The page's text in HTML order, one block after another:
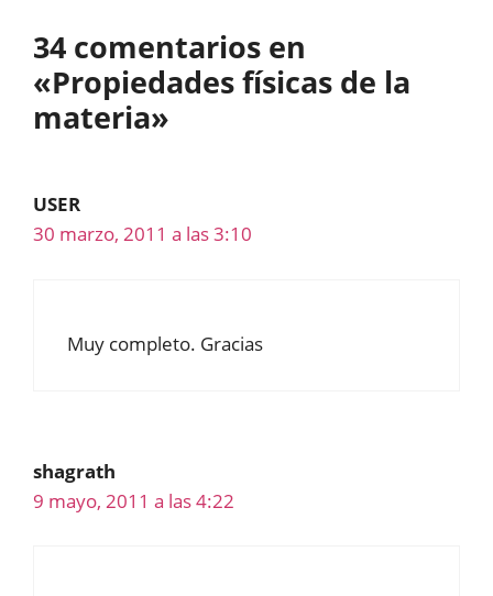
34 comentarios en
«Propiedades físicas de la
materia»
USER
30 marzo, 2011 a las 3:10
Muy completo. Gracias
shagrath
9 mayo, 2011 a las 4:22